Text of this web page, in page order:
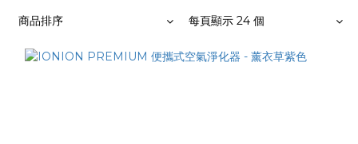
商品排序 每頁顯示 24 個